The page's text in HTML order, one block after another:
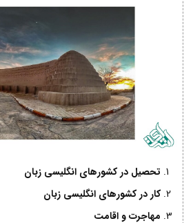
تحصیل در کشورهای انگلیسی زبان
کار در کشورهای انگلیسی زبان
مهاجرت و اقامت